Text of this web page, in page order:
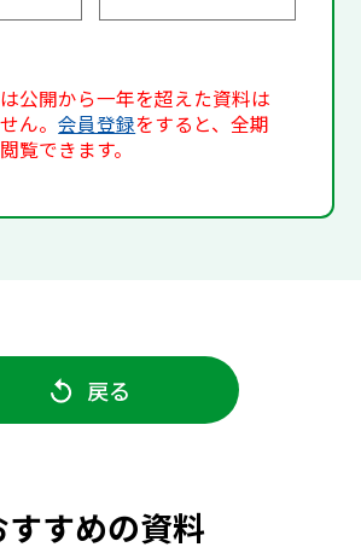
公開から一年を超えた資料は
ん。会員登録をすると、全期
覧できます。
戻る
すすめの資料